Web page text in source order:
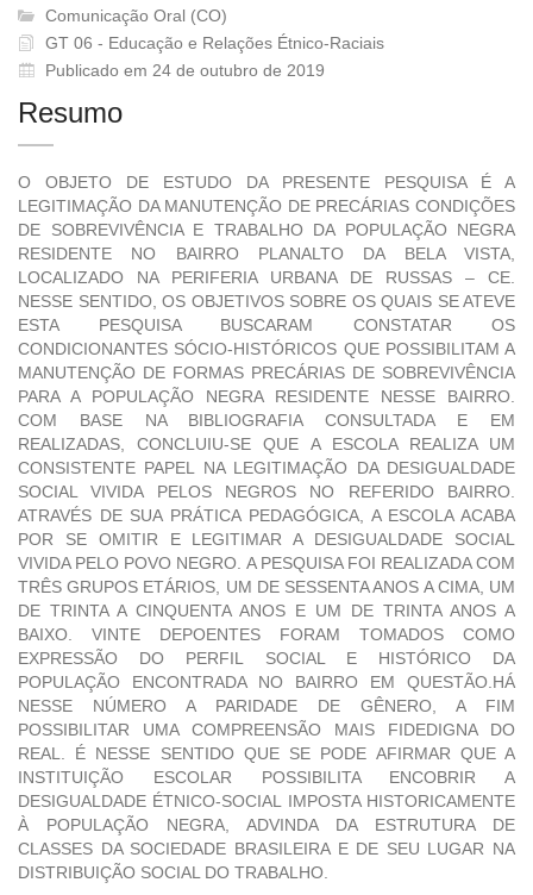
Comunicação Oral (CO)
GT 06 - Educação e Relações Étnico-Raciais
Publicado em 24 de outubro de 2019
Resumo
O OBJETO DE ESTUDO DA PRESENTE PESQUISA É A
LEGITIMAÇÃO DA MANUTENÇÃO DE PRECÁRIAS CONDIÇÕES
DE SOBREVIVÊNCIA E TRABALHO DA POPULAÇÃO NEGRA
RESIDENTE NO BAIRRO PLANALTO DA BELA VISTA,
LOCALIZADO NA PERIFERIA URBANA DE RUSSAS – CE.
NESSE SENTIDO, OS OBJETIVOS SOBRE OS QUAIS SE ATEVE
ESTA PESQUISA BUSCARAM CONSTATAR OS
CONDICIONANTES SÓCIO-HISTÓRICOS QUE POSSIBILITAM A
MANUTENÇÃO DE FORMAS PRECÁRIAS DE SOBREVIVÊNCIA
PARA A POPULAÇÃO NEGRA RESIDENTE NESSE BAIRRO.
COM BASE NA BIBLIOGRAFIA CONSULTADA E EM
REALIZADAS, CONCLUIU-SE QUE A ESCOLA REALIZA UM
CONSISTENTE PAPEL NA LEGITIMAÇÃO DA DESIGUALDADE
SOCIAL VIVIDA PELOS NEGROS NO REFERIDO BAIRRO.
ATRAVÉS DE SUA PRÁTICA PEDAGÓGICA, A ESCOLA ACABA
POR SE OMITIR E LEGITIMAR A DESIGUALDADE SOCIAL
VIVIDA PELO POVO NEGRO. A PESQUISA FOI REALIZADA COM
TRÊS GRUPOS ETÁRIOS, UM DE SESSENTA ANOS A CIMA, UM
DE TRINTA A CINQUENTA ANOS E UM DE TRINTA ANOS A
BAIXO. VINTE DEPOENTES FORAM TOMADOS COMO
EXPRESSÃO DO PERFIL SOCIAL E HISTÓRICO DA
POPULAÇÃO ENCONTRADA NO BAIRRO EM QUESTÃO.HÁ
NESSE NÚMERO A PARIDADE DE GÊNERO, A FIM
POSSIBILITAR UMA COMPREENSÃO MAIS FIDEDIGNA DO
REAL. É NESSE SENTIDO QUE SE PODE AFIRMAR QUE A
INSTITUIÇÃO ESCOLAR POSSIBILITA ENCOBRIR A
DESIGUALDADE ÉTNICO-SOCIAL IMPOSTA HISTORICAMENTE
À POPULAÇÃO NEGRA, ADVINDA DA ESTRUTURA DE
CLASSES DA SOCIEDADE BRASILEIRA E DE SEU LUGAR NA
DISTRIBUIÇÃO SOCIAL DO TRABALHO.